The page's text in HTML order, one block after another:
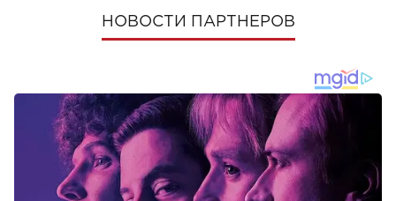
НОВОСТИ ПАРТНЕРОВ